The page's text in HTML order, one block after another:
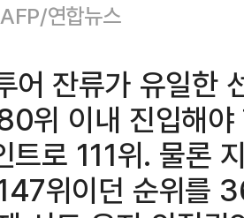
연합뉴스
어 잔류가 유일한
위 이내 진입해
로 111위. 물론
위이던 순위를